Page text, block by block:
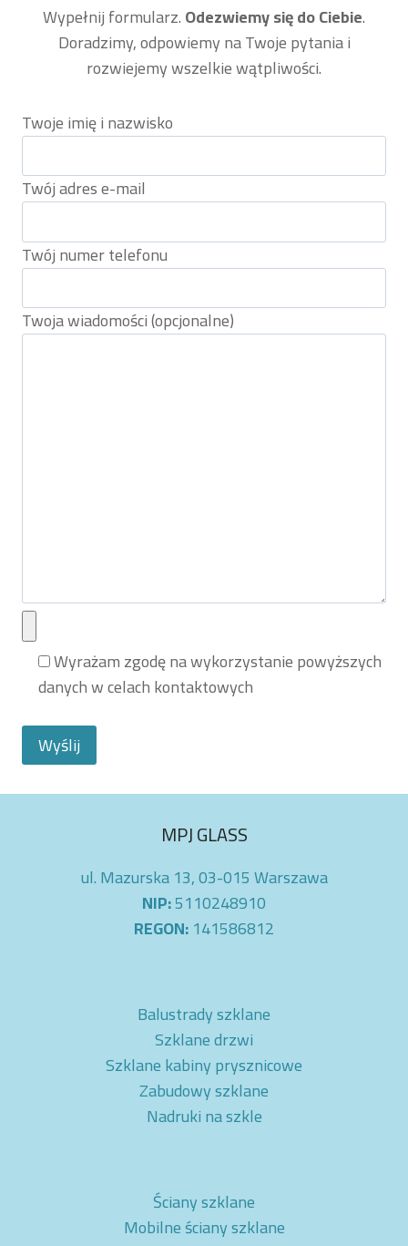
Wypełnij formularz.Odezwiemy się do Ciebie.
Doradzimy, odpowiemy na Twoje pytania i
rozwiejemy wszelkie wątpliwości.
Twoje imię i nazwisko
Twój adres e-mail
Twój numer telefonu
Twoja wiadomości (opcjonalne)
Wyrażam zgodę na wykorzystanie powyższych
danych w celach kontaktowych
MPJ GLASS
ul. Mazurska 13, 03-015 Warszawa
NIP:5110248910
REGON:141586812
Balustrady szklane
Szklane drzwi
Szklane kabiny prysznicowe
Zabudowy szklane
Nadruki na szkle
Ściany szklane
Mobilne ściany szklane